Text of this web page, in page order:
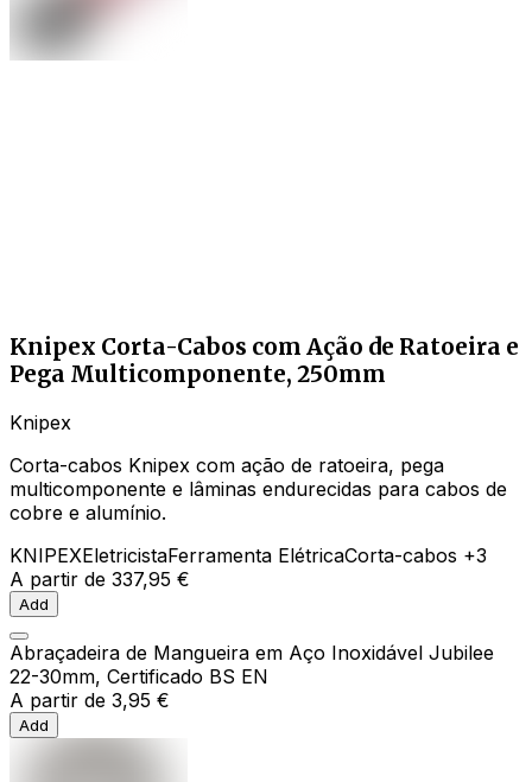
Knipex Corta-Cabos com Ação de Ratoeira e
Pega Multicomponente, 250mm
Knipex
Corta-cabos Knipex com ação de ratoeira, pega
multicomponente e lâminas endurecidas para cabos de
cobre e alumínio.
KNIPEXEletricistaFerramenta ElétricaCorta-cabos +3
A partir de 337,95 €
Add
Abraçadeira de Mangueira em Aço Inoxidável Jubilee
22-30mm, Certificado BS EN
A partir de 3,95 €
Add